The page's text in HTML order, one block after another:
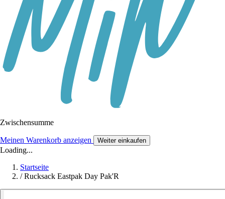
Zwischensumme
Meinen Warenkorb anzeigen Weiter einkaufen
Loading...
Startseite
/ Rucksack Eastpak Day Pak'R